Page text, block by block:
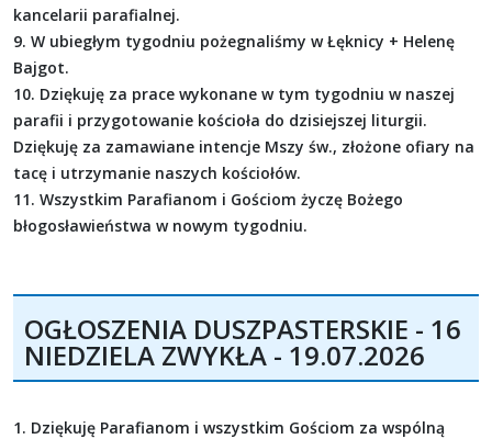
kancelarii parafialnej.
9. W ubiegłym tygodniu pożegnaliśmy w Łęknicy + Helenę
Bajgot.
10. Dziękuję za prace wykonane w tym tygodniu w naszej
parafii i przygotowanie kościoła do dzisiejszej liturgii.
Dziękuję za zamawiane intencje Mszy św., złożone ofiary na
tacę i utrzymanie naszych kościołów.
11. Wszystkim Parafianom i Gościom życzę Bożego
błogosławieństwa w nowym tygodniu.
OGŁOSZENIA DUSZPASTERSKIE - 16
NIEDZIELA ZWYKŁA - 19.07.2026
1. Dziękuję Parafianom i wszystkim Gościom za wspólną